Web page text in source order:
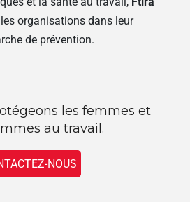
organisations dans leur
de prévention.
les femmes et
au travail.
NOUS